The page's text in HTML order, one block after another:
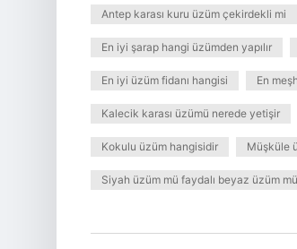
Antep karası kuru üzüm çekirdekli mi
En iyi şarap hangi üzümden yapılır
En iyi üzüm fidanı hangisi En
Kalecik karası üzümü nerede yetişir
Kokulu üzüm hangisidir Müşküle
Siyah üzüm mü faydalı beyaz üzüm mü